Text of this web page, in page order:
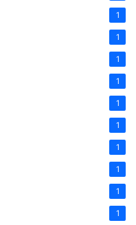
1
1
1
1
1
1
1
1
1
1